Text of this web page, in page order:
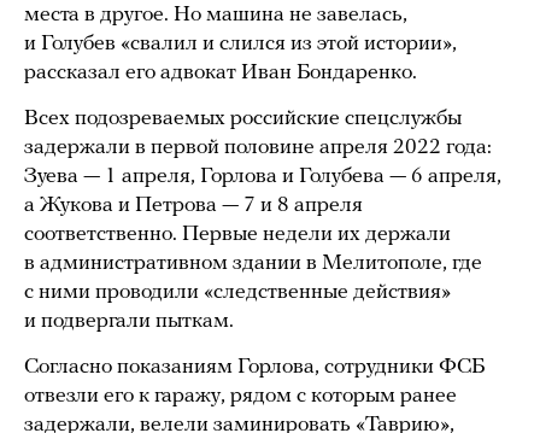
места в другое. Но машина не завелась,
и Голубев «свалил и слился из этой истории»,
рассказал его адвокат Иван Бондаренко.
Всех подозреваемых российские спецслужбы
задержали в первой половине апреля 2022 года:
Зуева — 1 апреля, Горлова и Голубева — 6 апреля,
а Жукова и Петрова — 7 и 8 апреля
соответственно. Первые недели их держали
в административном здании в Мелитополе, где
с ними проводили «следственные действия»
и подвергали пыткам.
Согласно показаниям Горлова, сотрудники ФСБ
отвезли его к гаражу, рядом с которым ранее
задержали, велели заминировать «Таврию»,